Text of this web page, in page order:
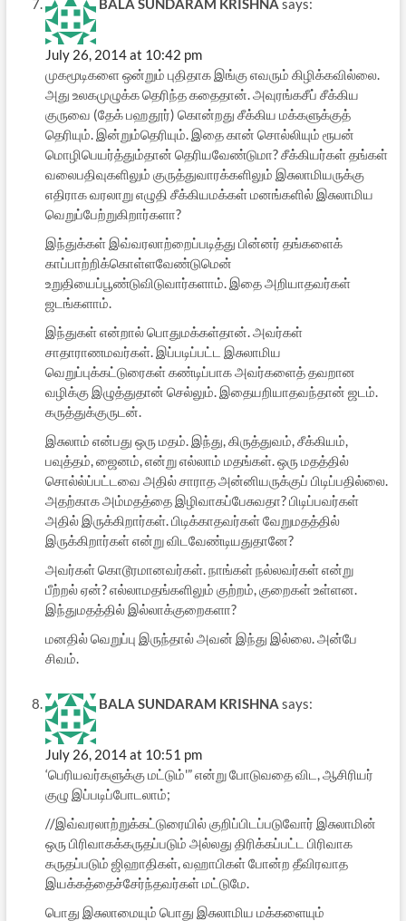
BALA SUNDARAM KRISHNA says:
July 26, 2014 at 10:42 pm
முகமூடிகளை ஒன்றும் புதிதாக இங்கு எவரும் கிழிக்கவில்லை.
அது உலகமுழுக்க தெரிந்த கதைதான். அவுரங்கசீப் சீக்கிய
குருவை (தேக் பஹதூர்) கொன்றது சீக்கிய மக்களுக்குத்
தெரியும். இன்றும்தெரியும். இதை கான் சொல்லியும் ரூபன்
மொழிபெயர்த்தும்தான் தெரியவேண்டுமா? சீக்கியர்கள் தங்கள்
வலைபதிவுகளிலும் குருத்துவாரக்களிலும் இசுலாமியருக்கு
எதிராக வரலாறு எழுதி சீக்கியமக்கள் மனங்களில் இசுலாமிய
வெறுப்பேற்றுகிறார்களா?
இந்துக்கள் இவ்வரலாற்றைப்படித்து பின்னர் தங்களைக்
காப்பாற்றிக்கொள்ளவேண்டுமென்
உறுதியைப்பூண்டுவிடுவார்களாம். இதை அறியாதவர்கள்
ஜடங்களாம்.
இந்துகள் என்றால் பொதுமக்கள்தான். அவர்கள்
சாதாராணமவர்கள். இப்படிப்பட்ட இசுலாமிய
வெறுப்புக்கட்டுரைகள் கண்டிப்பாக அவர்களைத் தவறான
வழிக்கு இழுத்துதான் செல்லும். இதையறியாதவந்தான் ஜடம்.
கருத்துக்குருடன்.
இசுலாம் என்பது ஒரு மதம். இந்து, கிருத்துவம், சீக்கியம்,
பவுத்தம், ஜைனம், என்று எல்லாம் மதங்கள். ஒரு மதத்தில்
சொல்ல்ப்பட்டவை அதில் சாராத அன்னியருக்குப் பிடிப்பதில்லை.
அதற்காக அம்மதத்தை இழிவாகப்பேசுவதா? பிடிப்பவர்கள்
அதில் இருக்கிறார்கள். பிடிக்காதவர்கள் வேறுமதத்தில்
இருக்கிறார்கள் என்று விடவேண்டியதுதானே?
அவர்கள் கொடூரமானவர்கள். நாங்கள் நல்லவர்கள் என்று
பீற்றல் ஏன்? எல்லாமதங்களிலும் குற்றம், குறைகள் உள்ளன.
இந்துமதத்தில் இல்லாக்குறைகளா?
மனதில் வெறுப்பு இருந்தால் அவன் இந்து இல்லை. அன்பே
சிவம்.
BALA SUNDARAM KRISHNA says:
July 26, 2014 at 10:51 pm
‘பெரியவர்களுக்கு மட்டும்'” என்று போடுவதை விட, ஆசிரியர்
குழு இப்படிப்போடலாம்;
//இவ்வரலாற்றுக்கட்டுரையில் குறிப்பிடப்படுவோர் இசுலாமின்
ஒரு பிரிவாகக்கருதப்படும் அல்லது திரிக்கப்பட்ட பிரிவாக
கருதப்படும் ஜிஹாதிகள், வஹாபிகள் போன்ற தீவிரவாத
இயக்கத்தைச்சேர்ந்தவர்கள் மட்டுமே.
பொது இசுலாமையும் பொது இசுலாமிய மக்களையும்